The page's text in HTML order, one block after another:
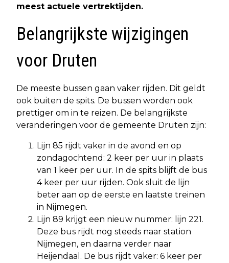
meest actuele vertrektijden.
Belangrijkste wijzigingen
voor Druten
De meeste bussen gaan vaker rijden. Dit geldt
ook buiten de spits. De bussen worden ook
prettiger om in te reizen. De belangrijkste
veranderingen voor de gemeente Druten zijn:
Lijn 85 rijdt vaker in de avond en op
zondagochtend: 2 keer per uur in plaats
van 1 keer per uur. In de spits blijft de bus
4 keer per uur rijden. Ook sluit de lijn
beter aan op de eerste en laatste treinen
in Nijmegen.
Lijn 89 krijgt een nieuw nummer: lijn 221.
Deze bus rijdt nog steeds naar station
Nijmegen, en daarna verder naar
Heijendaal. De bus rijdt vaker: 6 keer per